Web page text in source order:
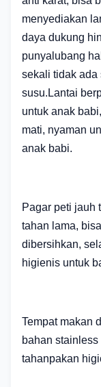
menyediakan
daya dukung
punya lubang
sekali tidak ada
susu.Lantai
untuk anak
mati, nyaman
anak babi.
Pagar peti jauh
tahan lama,
dibersihkan,
higienis untuk
Tempat makan
bahan
tahanpakan